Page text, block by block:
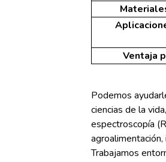
Ventaja
Podemos
ciencias de la
espectroscopía
Trabajamos